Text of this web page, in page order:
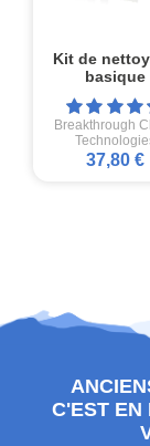
Kit de
basique
Breakthrough
37,80 €
C'EST EN